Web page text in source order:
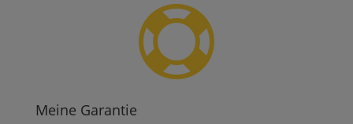

Meine Garantie